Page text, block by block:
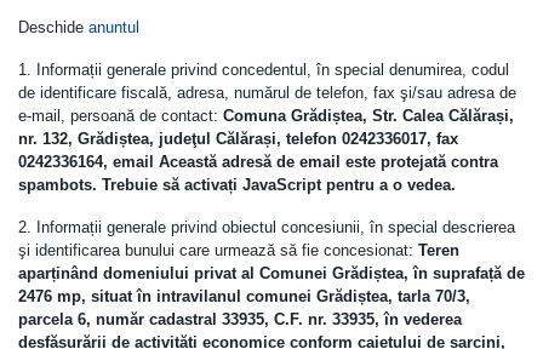
Deschide anuntul
1. Informații generale privind concedentul, în special denumirea, codul
de identificare fiscală, adresa, numărul de telefon, fax şi/sau adresa de
e-mail, persoană de contact: Comuna Grădiștea, Str. Calea Călărași,
nr. 132, Grădiștea, judeţul Călărași, telefon 0242336017, fax
0242336164, email Această adresă de email este protejată contra
spambots. Trebuie să activați JavaScript pentru a o vedea.
2. Informații generale privind obiectul concesiunii, în special descrierea
şi identificarea bunului care urmează să fie concesionat: Teren
aparținând domeniului privat al Comunei Grădiștea, în suprafață de
2476 mp, situat în intravilanul comunei Grădiștea, tarla 70/3,
parcela 6, număr cadastral 33935, C.F. nr. 33935, în vederea
desfășurării de activități economice conform caietului de sarcini,